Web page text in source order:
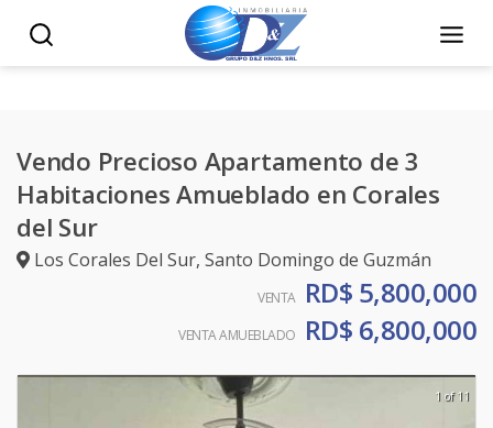
Vendo Precioso Apartamento de 3
Habitaciones Amueblado en Corales
del Sur
Los Corales Del Sur, Santo Domingo de Guzmán
VENTA RD$ 5,800,000
VENTA AMUEBLADO RD$ 6,800,000
1 of 11